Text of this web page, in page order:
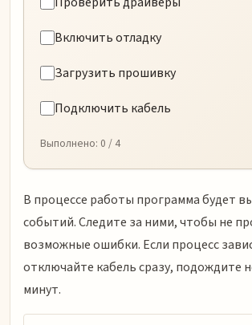
Включить отладку
Загрузить прошивку
Подключить кабель
Выполнено: 0 / 4
В процессе работы программа будет
событий. Следите за ними, чтобы не
возможные ошибки. Если процесс
отключайте кабель сразу, подождите
минут.